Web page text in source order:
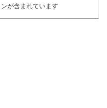
が含まれています